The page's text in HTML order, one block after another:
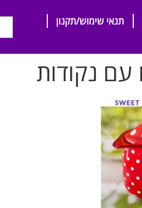
תנאי שימוש/תקנון